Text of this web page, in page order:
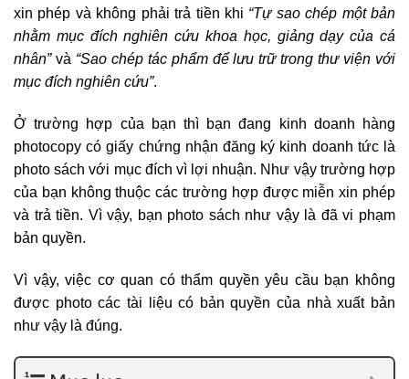
xin phép và không phải trả tiền khi “Tự sao chép một bản
nhằm mục đích nghiên cứu khoa học, giảng dạy của cá
nhân”và “Sao chép tác phẩm để lưu trữ trong thư viện với
mục đích nghiên cứu”.
Ở trường hợp của bạn thì bạn đang kinh doanh hàng
photocopy có giấy chứng nhận đăng ký kinh doanh tức là
photo sách với mục đích vì lợi nhuận. Như vậy trường hợp
của bạn không thuộc các trường hợp được miễn xin phép
và trả tiền. Vì vậy, bạn photo sách như vậy là đã vi phạm
bản quyền.
Vì vậy, việc cơ quan có thẩm quyền yêu cầu bạn không
được photo các tài liệu có bản quyền của nhà xuất bản
như vậy là đúng.